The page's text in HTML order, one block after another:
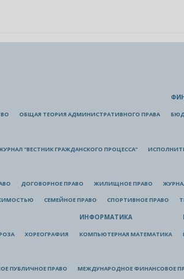
ОБЩАЯ ТЕОРИЯ АДМИНИСТРАТИВНОГО ПРАВА
"ВЕСТНИК ГРАЖДАНСКОГО ПРОЦЕССА"
ДОГОВОРНОЕ ПРАВО ЖИЛИЩНОЕ ПРАВО
СЕМЕЙНОЕ ПРАВО СПОРТИВНОЕ ПРАВО
ХОРЕОГРАФИЯ
ИНФОРМАТИКА
КОМПЬЮТЕРНАЯ МАТЕМАТИКА
ПУБЛИЧНОЕ ПРАВО МЕЖДУНАРОДНОЕ ФИНАНСОВОЕ